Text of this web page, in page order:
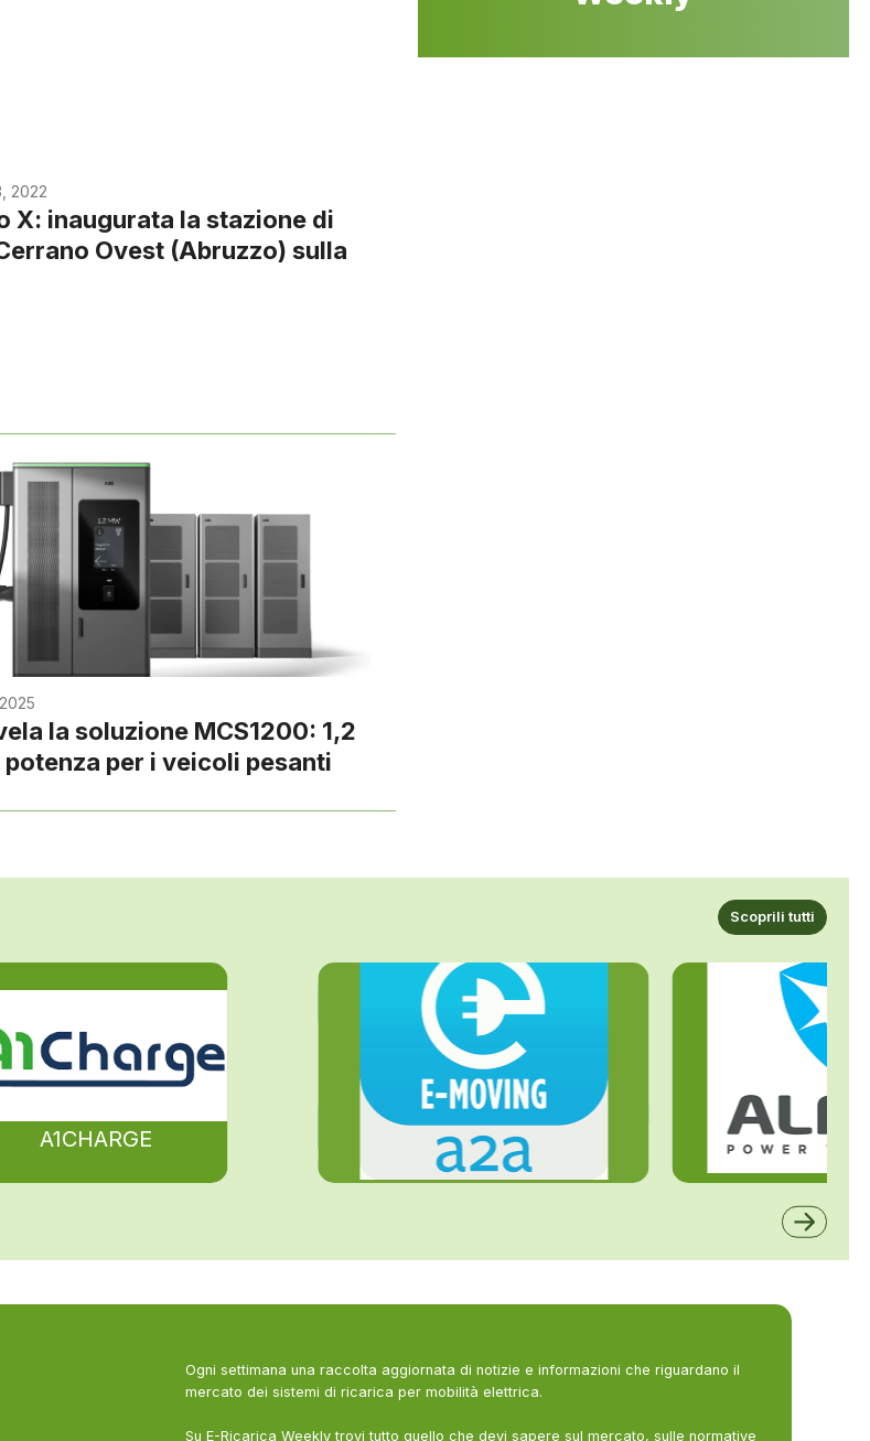
2022
X: inaugurata la stazione di
Ovest (Abruzzo) sulla
la soluzione MCS1200: 1,2
potenza per i veicoli pesanti
Scoprili tutti
A1CHARGE
Ogni settimana una raccolta aggiornata di notizie e informazioni che riguardano il
mercato dei sistemi di ricarica per mobilità elettrica.
Su E-Ricarica Weekly trovi tutto quello che devi sapere sul mercato, sulle normative